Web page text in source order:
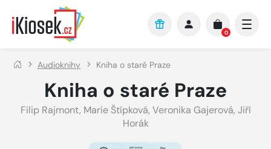
Přejít na hlavní obsah
0
Audioknihy Kniha o staré Praze
Kniha o staré Praze
Filip Rajmont, Marie Štípková, Veronika Gajerová, Jiří
Horák